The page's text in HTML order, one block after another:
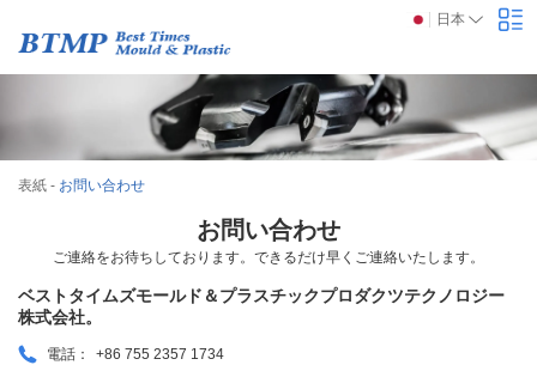
日本
表紙 - お問い合わせ
お問い合わせ
ご連絡をお待ちしております。できるだけ早くご連絡いたします。
ベストタイムズモールド＆プラスチックプロダクツテクノロジー
株式会社。
電話：
+86 755 2357 1734